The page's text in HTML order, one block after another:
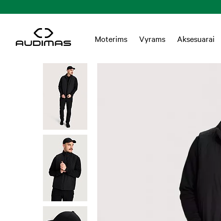
Moterims Vyrams Aksesuarai